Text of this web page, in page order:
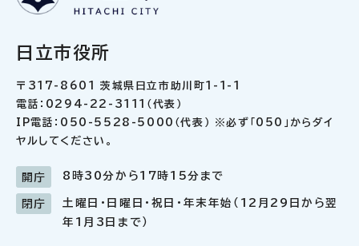
日立市役所
〒317-8601 茨城県日立市助川町1-1-1
電話：0294-22-3111（代表）
IP電話：050-5528-5000（代表） ※必ず「050」からダイ
ヤルしてください。
開庁 8時30分から17時15分まで
閉庁
土曜日・日曜日・祝日・年末年始（12月29日から翌
年1月3日まで）